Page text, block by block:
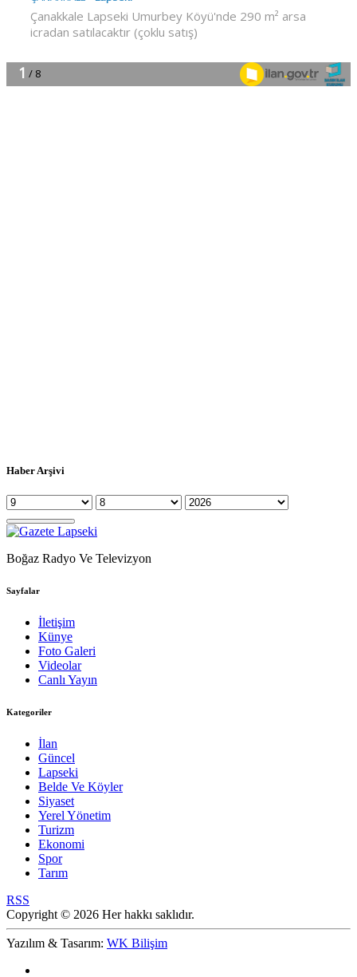
Haber Arşivi
Boğaz Radyo Ve Televizyon
Sayfalar
İletişim
Künye
Foto Galeri
Videolar
Canlı Yayın
Kategoriler
İlan
Güncel
Lapseki
Belde Ve Köyler
Siyaset
Yerel Yönetim
Turizm
Ekonomi
Spor
Tarım
RSS
Copyright © 2026 Her hakkı saklıdır.
Yazılım & Tasarım: WK Bilişim